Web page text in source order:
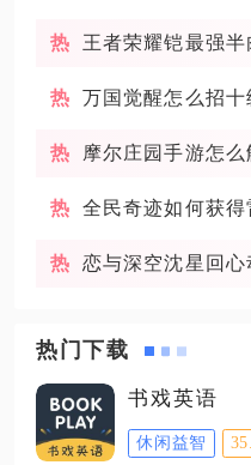
王者荣耀铠最强半
万国觉醒怎么招十
摩尔庄园手游怎
全民奇迹如何获得
恋与深空沈星回
热门下载
书戏英语
休闲益智